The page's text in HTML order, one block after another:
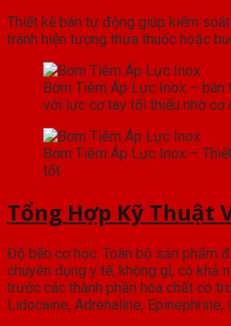
Thiết kế bán tự động giúp kiểm
tránh hiện tượng thừa thuốc hoặc
Bơm Tiêm Áp Lực Inox –
với lực cơ tay tối thiểu nhờ cơ
Bơm Tiêm Áp Lực Inox –
tốt
Tổng Hợp Kỹ Thuật
Độ bền cơ học: Toàn bộ sản phẩm
chuyên dụng y tế, không gỉ, có khả
trước các thành phần hóa chất có
Lidocaine, Adrenaline, Epinephrine,